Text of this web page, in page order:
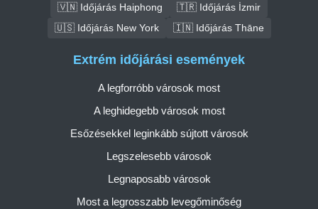
🇻🇳 Időjárás Haiphong
🇹🇷 Időjárás İzmir
🇺🇸 Időjárás New York
🇮🇳 Időjárás Thāne
Extrém időjárási események
A legforróbb városok most
A leghidegebb városok most
Esőzésekkel leginkább sújtott városok
Legszelesebb városok
Legnaposabb városok
Most a legrosszabb levegőminőség